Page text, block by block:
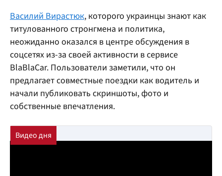
Василий Вирастюк, которого украинцы знают как
титулованного стронгмена и политика,
неожиданно оказался в центре обсуждения в
соцсетях из-за своей активности в сервисе
BlaBlaCar. Пользователи заметили, что он
предлагает совместные поездки как водитель и
начали публиковать скриншоты, фото и
собственные впечатления.